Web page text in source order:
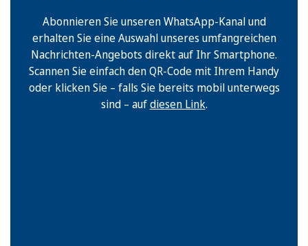
Abonnieren Sie unseren WhatsApp-Kanal und
erhalten Sie eine Auswahl unseres umfangreichen
Nachrichten-Angebots direkt auf Ihr Smartphone.
Scannen Sie einfach den QR-Code mit Ihrem Handy
oder klicken Sie – falls Sie bereits mobil unterwegs
sind – aufdiesen Link.